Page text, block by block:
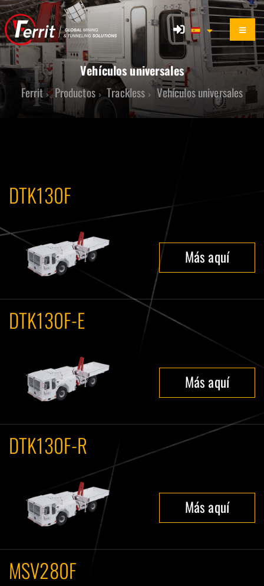
Vehículos universales
Ferrit Productos Trackless Vehículos universales
DTK130F
Más aquí
DTK130F-E
Más aquí
DTK130F-R
Más aquí
MSV280F